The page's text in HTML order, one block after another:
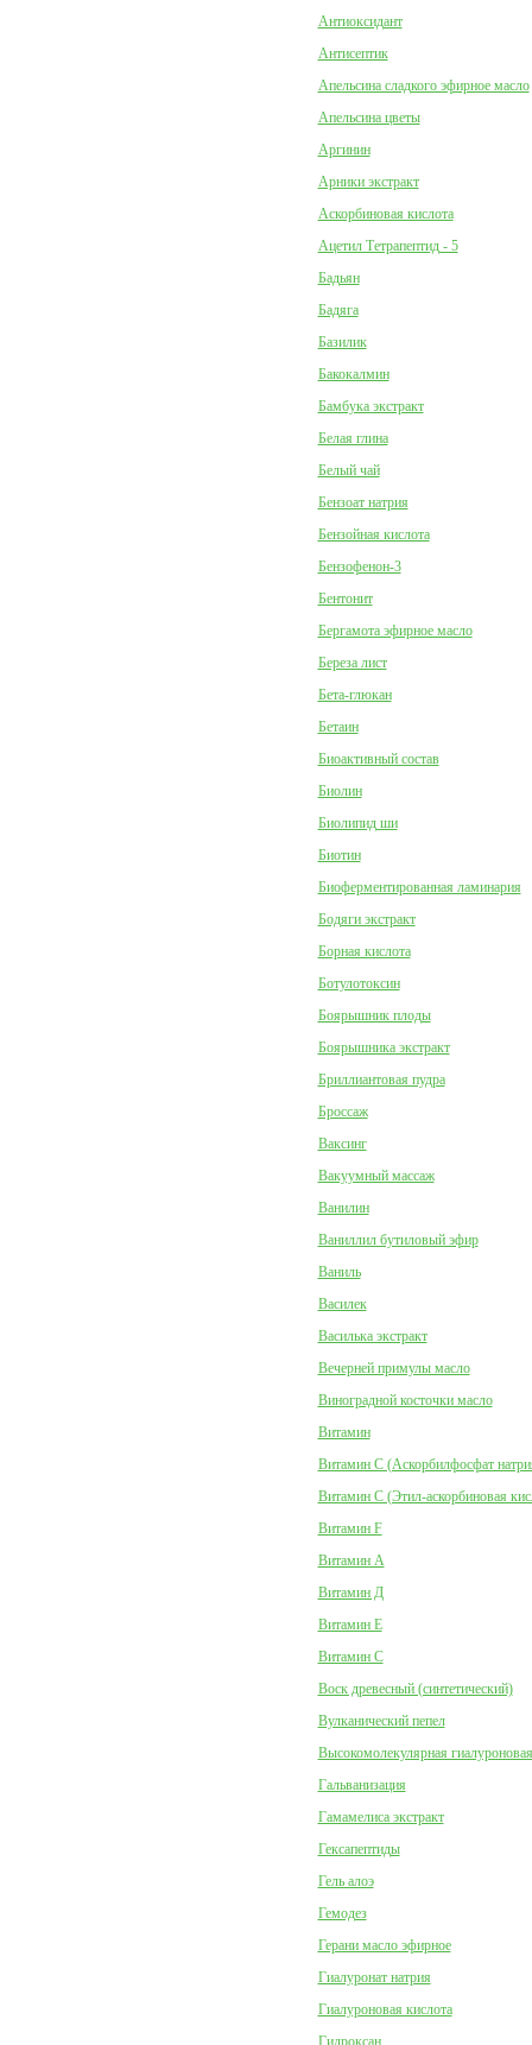
Антиоксидант
Антисептик
Апельсина сладкого эфирное масло
Апельсина цветы
Аргинин
Арники экстракт
Аскорбиновая кислота
Ацетил Тетрапептид - 5
Бадьян
Бадяга
Базилик
Бакокалмин
Бамбука экстракт
Белая глина
Белый чай
Бензоат натрия
Бензойная кислота
Бензофенон-3
Бентонит
Бергамота эфирное масло
Береза лист
Бета-глюкан
Бетаин
Биоактивный состав
Биолин
Биолипид ши
Биотин
Биоферментированная ламинария
Бодяги экстракт
Борная кислота
Ботулотоксин
Боярышник плоды
Боярышника экстракт
Бриллиантовая пудра
Броссаж
Ваксинг
Вакуумный массаж
Ванилин
Ваниллил бутиловый эфир
Ваниль
Василек
Василька экстракт
Вечерней примулы масло
Виноградной косточки масло
Витамин
Витамин C (Аскорбилфосфат
Витамин C (Этил-аскорбиновая
Витамин F
Витамин А
Витамин Д
Витамин Е
Витамин С
Воск древесный (синтетический)
Вулканический пепел
Высокомолекулярная
Гальванизация
Гамамелиса экстракт
Гексапептиды
Гель алоэ
Гемодез
Герани масло эфирное
Гиалуронат натрия
Гиалуроновая кислота
Гидроксан